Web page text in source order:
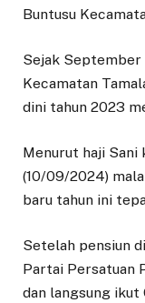
Buntusu
Sejak September
Kecamatan
dini tahun 2023
Menurut haji Sani
(10/09/2024)
baru tahun ini
Setelah pensiun
Partai Persatuan
dan langsung ikut